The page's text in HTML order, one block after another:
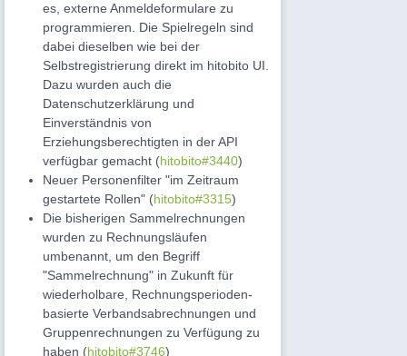
es, externe Anmeldeformulare zu
programmieren. Die Spielregeln sind
dabei dieselben wie bei der
Selbstregistrierung direkt im hitobito UI.
Dazu wurden auch die
Datenschutzerklärung und
Einverständnis von
Erziehungsberechtigten in der API
verfügbar gemacht (hitobito#3440)
Neuer Personenfilter "im Zeitraum
gestartete Rollen" (hitobito#3315)
Die bisherigen Sammelrechnungen
wurden zu Rechnungsläufen
umbenannt, um den Begriff
"Sammelrechnung" in Zukunft für
wiederholbare, Rechnungsperioden-
basierte Verbandsabrechnungen und
Gruppenrechnungen zu Verfügung zu
haben (hitobito#3746)